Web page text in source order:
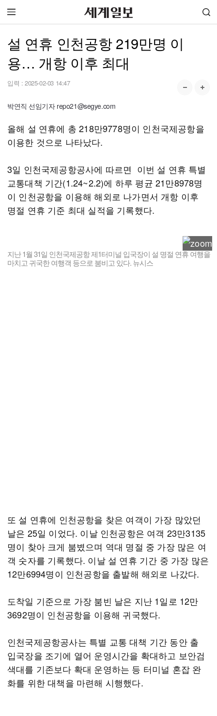
설 연휴 인천공항 219만명 이
용… 개항 이후 최대
입력 : 2025-02-03 14:47
박연직 선임기자 repo21@segye.com
올해 설 연휴에 총 218만9778명이 인천국제공항을
이용한 것으로 나타났다.
3일 인천국제공항공사에 따르면 이번 설 연휴 특별
교통대책 기간(1.24~2.2)에 하루 평균 21만8978명
이 인천공항을 이용해 해외로 나가면서 개항 이후
명절 연휴 기준 최대 실적을 기록했다.
지난 1월 31일 인천국제공항 제1터미널 입국장이 설 명절 연휴 여행을
마치고 귀국한 여행객 등으로 붐비고 있다. 뉴시스
또 설 연휴에 인천공항을 찾은 여객이 가장 많았던
날은 25일 이었다. 이날 인천공항은 여객 23만3135
명이 찾아 크게 붐볐으며 역대 명절 중 가장 많은 여
객 숫자를 기록했다. 이날 설 연휴 기간 중 가장 많은
12만6994명이 인천공항을 출발해 해외로 나갔다.
도착일 기준으로 가장 붐빈 날은 지난 1일로 12만
3692명이 인천공항을 이용해 귀국했다.
인천국제공항공사는 특별 교통 대책 기간 동안 출
입국장을 조기에 열어 운영시간을 확대하고 보안검
색대를 기존보다 확대 운영하는 등 터미널 혼잡 완
화를 위한 대책을 마련해 시행했다.